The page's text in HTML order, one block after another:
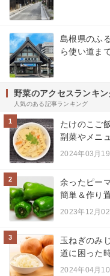
島根県のふ
ら使い道ま
野菜のアクセスランキン
人気のある記事ランキング
1
たけのこご
副菜やメニ
2024年03月19
2
余ったピー
簡単＆作り
2023年12月02
3
玉ねぎのみ
道に困った
2024年04月10